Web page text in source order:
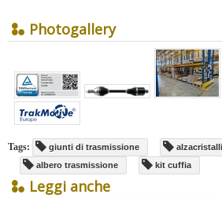
Photogallery
Tags: giunti di trasmissione alzacristalli
albero trasmissione
kit cuffia
Leggi anche